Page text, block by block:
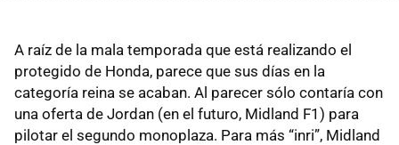
A raíz de la mala temporada que está realizando el
protegido de Honda, parece que sus días en la
categoría reina se acaban. Al parecer sólo contaría con
una oferta de Jordan (en el futuro, Midland F1) para
pilotar el segundo monoplaza. Para más “inri”, Midland